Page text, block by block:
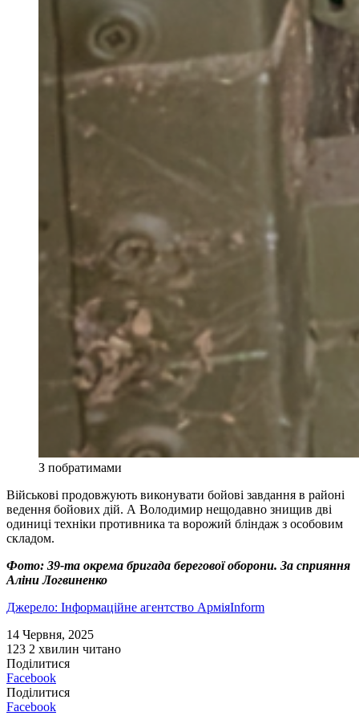
З побратимами
Військові продовжують виконувати бойові завдання в районі
ведення бойових дій. А Володимир нещодавно знищив дві
одиниці техніки противника та ворожий бліндаж з особовим
складом.
Фото: 39-та окрема бригада берегової оборони. За сприяння
Аліни Логвиненко
Джерело: Інформаційне агентство АрміяInform
14 Червня, 2025
123 2 хвилин читано
Поділитися
Facebook
Поділитися
Facebook